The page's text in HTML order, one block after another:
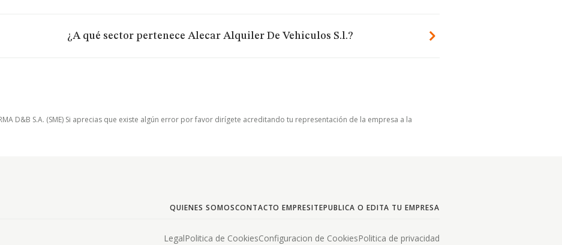
¿A qué sector pertenece Alecar Alquiler De Vehiculos S.l.?
D&B S.A. (SME) Si aprecias que existe algún error por favor dirígete acreditando tu representación de la empresa a la
QUIENES SOMOSCONTACTO EMPRESITEPUBLICA O EDITA TU EMPRESA
LegalPolitica de CookiesConfiguracion de CookiesPolitica de privacidad